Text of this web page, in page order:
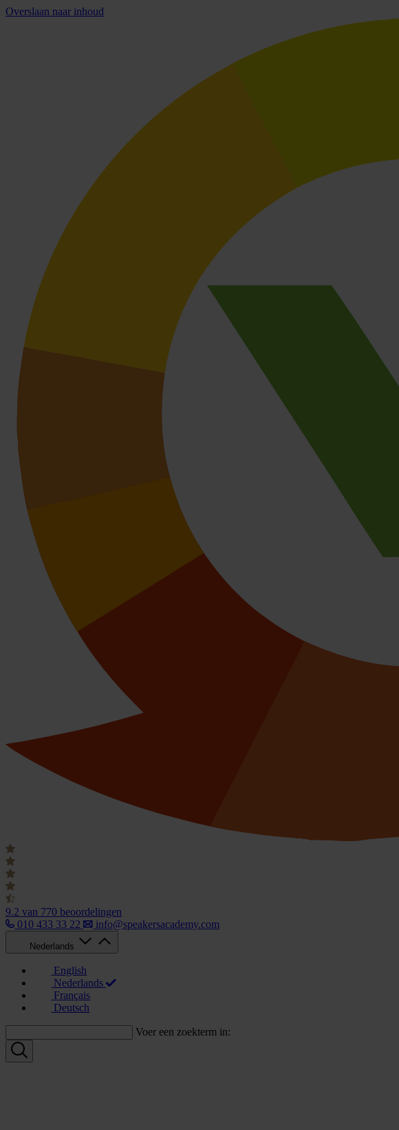
Overslaan naar inhoud
9.2 van 770 beoordelingen
010 433 33 22
info@speakersacademy.com
Nederlands
English
Nederlands
Français
Deutsch
Voer een zoekterm in: